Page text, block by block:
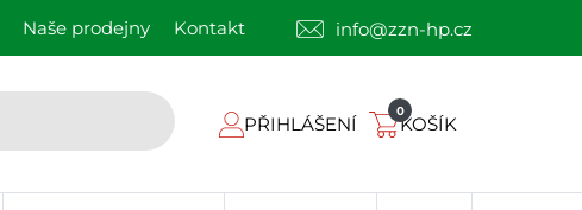
Naše prodejny Kontakt info@zzn-hp.cz
PŘIHLÁŠENÍ
0
KOŠÍK